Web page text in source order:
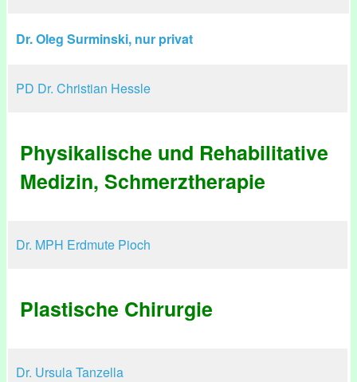
Dr. Oleg Surminski, nur privat
PD Dr. Christian Hessle
Physikalische und Rehabilitative
Medizin, Schmerztherapie
Dr. MPH Erdmute Pioch
Plastische Chirurgie
Dr. Ursula Tanzella